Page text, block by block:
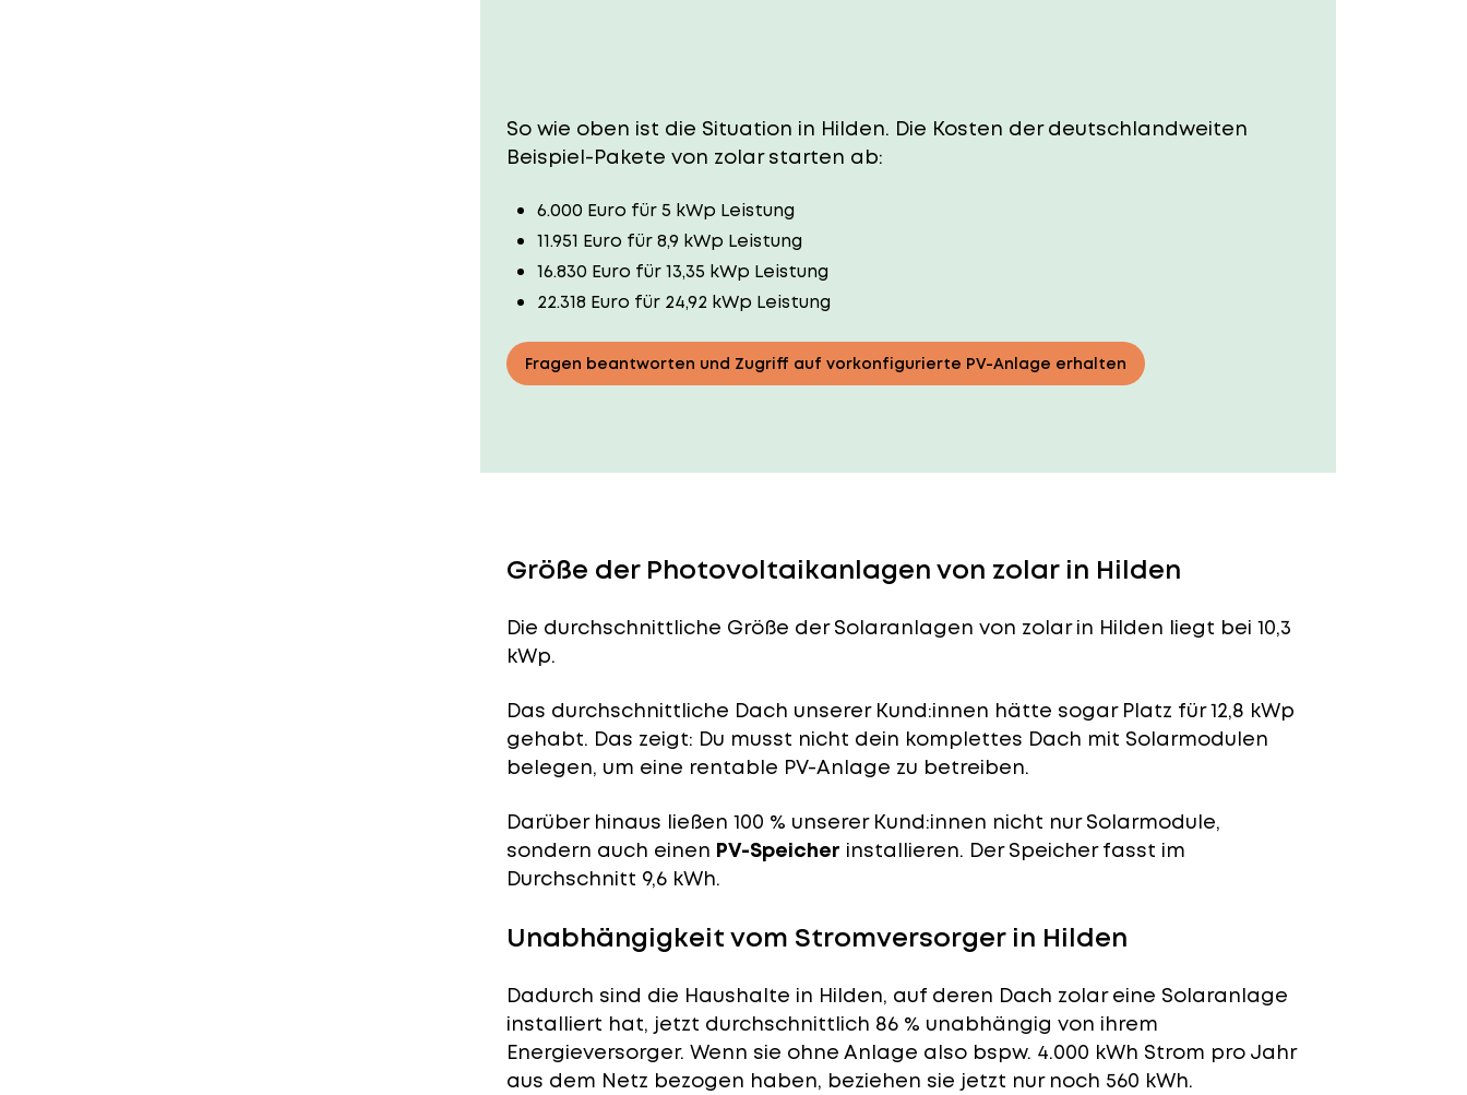
So wie oben ist die Situation in Hilden. Die Kosten der deutschlandweiten
Beispiel-Pakete von zolar starten ab:
6.000 Euro für 5 kWp Leistung
11.951 Euro für 8,9 kWp Leistung
16.830 Euro für 13,35 kWp Leistung
22.318 Euro für 24,92 kWp Leistung
Fragen beantworten und Zugriff auf vorkonfigurierte PV-Anlage erhalten
Größe der Photovoltaikanlagen von zolar in Hilden
Die durchschnittliche Größe der Solaranlagen von zolar in Hilden liegt bei 10,3
kWp.
Das durchschnittliche Dach unserer Kund:innen hätte sogar Platz für 12,8 kWp
gehabt. Das zeigt: Du musst nicht dein komplettes Dach mit Solarmodulen
belegen, um eine rentable PV-Anlage zu betreiben.
Darüber hinaus ließen 100 % unserer Kund:innen nicht nur Solarmodule,
sondern auch einen PV-Speicher installieren. Der Speicher fasst im
Durchschnitt 9,6 kWh.
Unabhängigkeit vom Stromversorger in Hilden
Dadurch sind die Haushalte in Hilden, auf deren Dach zolar eine Solaranlage
installiert hat, jetzt durchschnittlich 86 % unabhängig von ihrem
Energieversorger. Wenn sie ohne Anlage also bspw. 4.000 kWh Strom pro Jahr
aus dem Netz bezogen haben, beziehen sie jetzt nur noch 560 kWh.